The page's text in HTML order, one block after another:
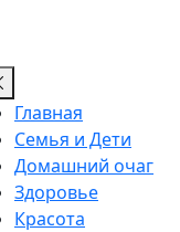
Главная
Семья и Дети
Домашний очаг
Здоровье
Красота